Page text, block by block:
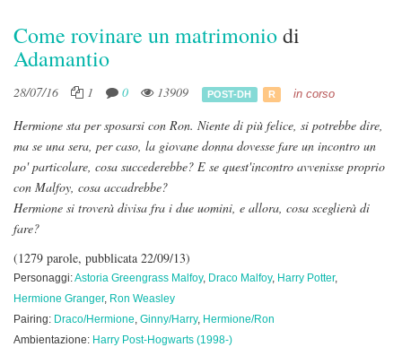
Come rovinare un matrimoniodi
Adamantio
28/07/16 1 0 13909 POST-DH R in corso
Hermione sta per sposarsi con Ron. Niente di più felice, si potrebbe dire,
ma se una sera, per caso, la giovane donna dovesse fare un incontro un
po' particolare, cosa succederebbe? E se quest'incontro avvenisse proprio
con Malfoy, cosa accadrebbe?
Hermione si troverà divisa fra i due uomini, e allora, cosa sceglierà di
fare?
(1279 parole, pubblicata 22/09/13)
Personaggi:Astoria Greengrass Malfoy, Draco Malfoy, Harry Potter,
Hermione Granger, Ron Weasley
Pairing: Draco/Hermione, Ginny/Harry, Hermione/Ron
Ambientazione: Harry Post-Hogwarts (1998-)